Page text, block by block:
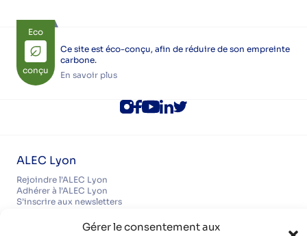
Gérer le consentement aux
Eco
conçu
Ce site est éco-conçu, afin de réduire de son empreinte
carbone.
En savoir plus
ALEC Lyon
Rejoindre l’ALEC Lyon
Adhérer à l’ALEC Lyon
S’inscrire aux newsletters